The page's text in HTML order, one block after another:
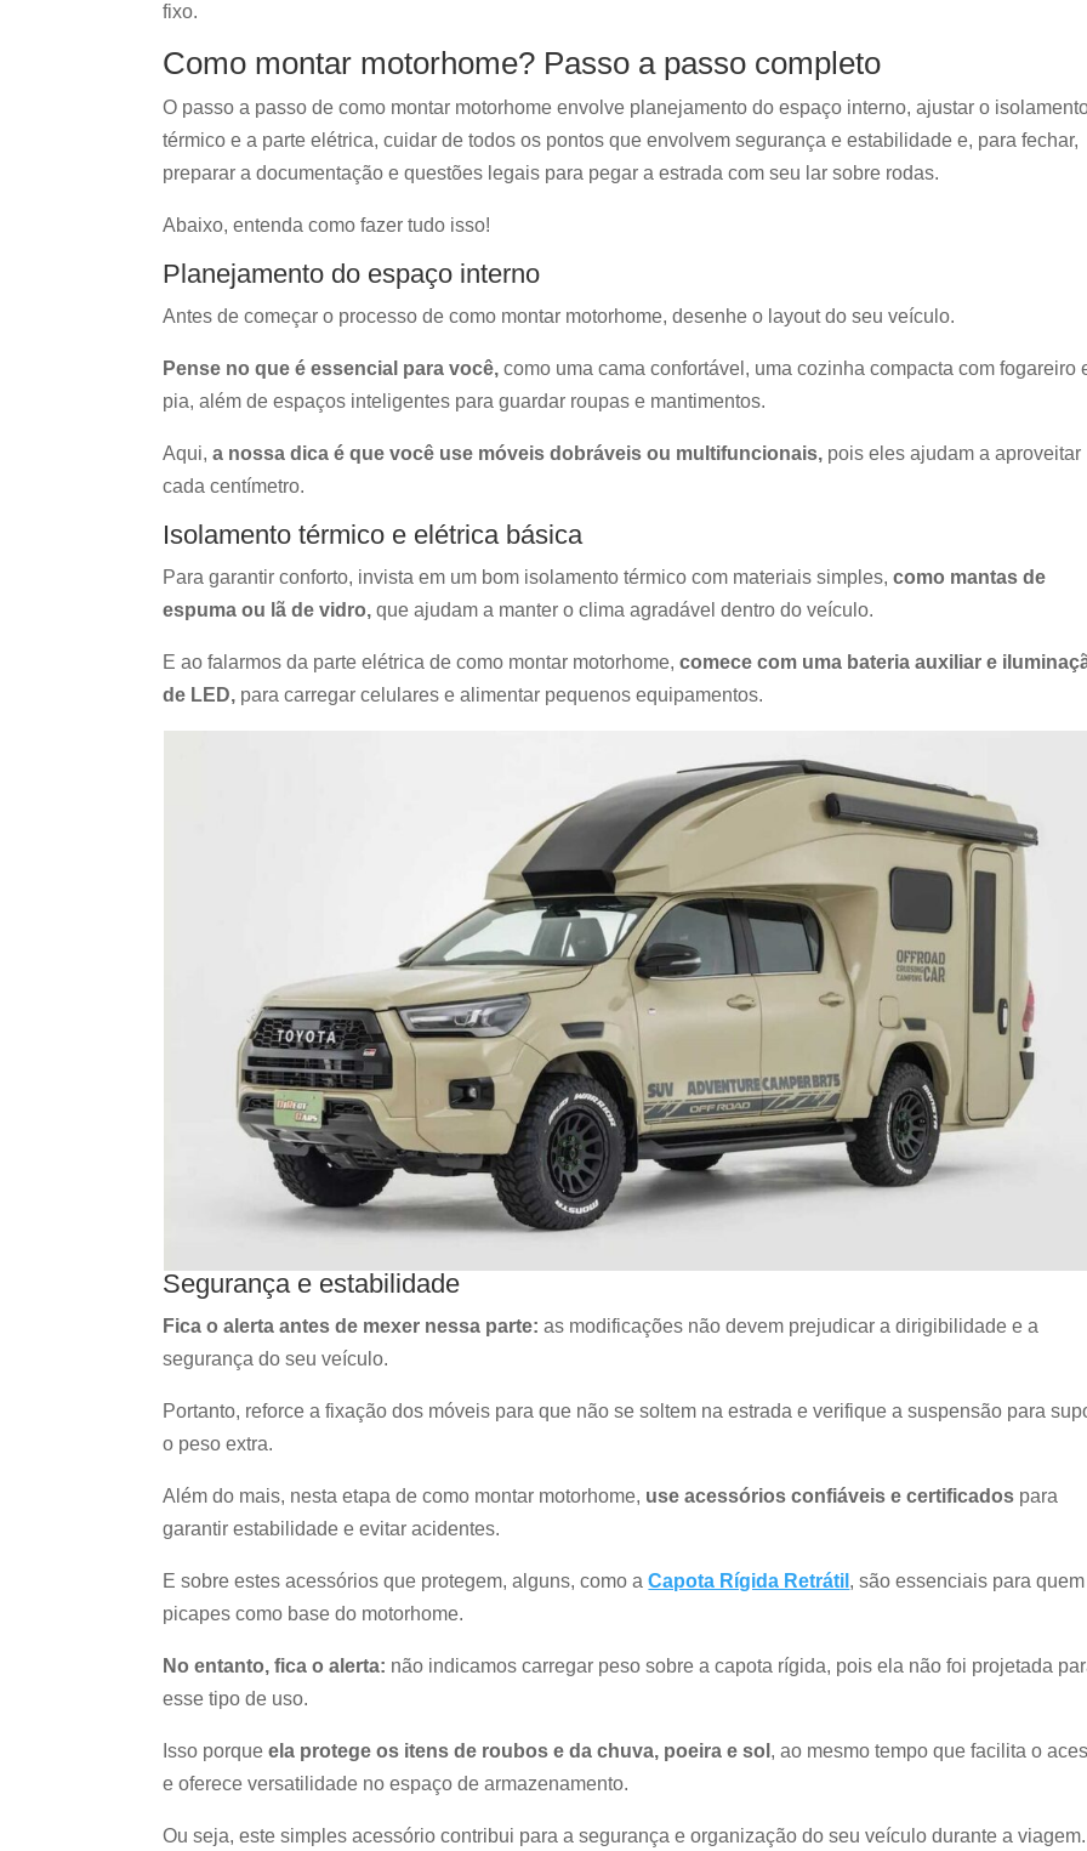
fixo.
Como montar motorhome? Passo a passo completo
O passo a passo de como montar motorhome envolve planejamento do espaço interno, ajustar o
térmico e a parte elétrica, cuidar de todos os pontos que envolvem segurança e estabilidade e, para fechar,
preparar a documentação e questões legais para pegar a estrada com seu lar sobre rodas.
Abaixo, entenda como fazer tudo isso!
Planejamento do espaço interno
Antes de começar o processo de como montar motorhome, desenhe o layout do seu veículo.
Pense no que é essencial para você, como uma cama confortável, uma cozinha compacta com fogareiro
pia, além de espaços inteligentes para guardar roupas e mantimentos.
Aqui,a nossa dica é que você use móveis dobráveis ou multifuncionais, pois eles ajudam a aproveitar
cada centímetro.
Isolamento térmico e elétrica básica
Para garantir conforto, invista em um bom isolamento térmico com materiais simples,como mantas de
espuma ou lã de vidro, que ajudam a manter o clima agradável dentro do veículo.
E ao falarmos da parte elétrica de como montar motorhome,comece com uma bateria auxiliar e
de LED, para carregar celulares e alimentar pequenos equipamentos.
Segurança e estabilidade
Fica o alerta antes de mexer nessa parte:as modificações não devem prejudicar a dirigibilidade e a
segurança do seu veículo.
Portanto, reforce a fixação dos móveis para que não se soltem na estrada e verifique a suspensão para
o peso extra.
Além do mais, nesta etapa de como montar motorhome, use acessórios confiáveis e certificados para
garantir estabilidade e evitar acidentes.
E sobre estes acessórios que protegem, alguns, como aCapota Rígida Retrátil , são essenciais para
picapes como base do motorhome.
No entanto, fica o alerta: não indicamos carregar peso sobre a capota rígida, pois ela não foi projetada
esse tipo de uso.
Isso porqueela protege os itens de roubos e da chuva, poeira e sol , ao mesmo tempo que facilita o
e oferece versatilidade no espaço de armazenamento.
Ou seja, este simples acessório contribui para a segurança e organização do seu veículo durante a viagem.